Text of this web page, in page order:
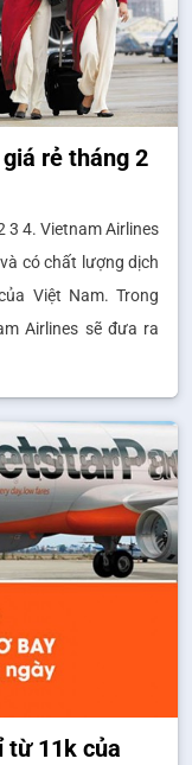
rẻ tháng 2
3 4. Vietnam Airlines
có chất lượng dịch
Việt Nam. Trong
Airlines sẽ đưa ra
từ 11k của